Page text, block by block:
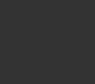
ESCOVA DE